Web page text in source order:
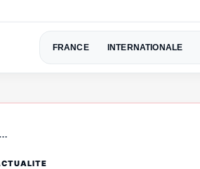
FRANCE INTERNATIONALE